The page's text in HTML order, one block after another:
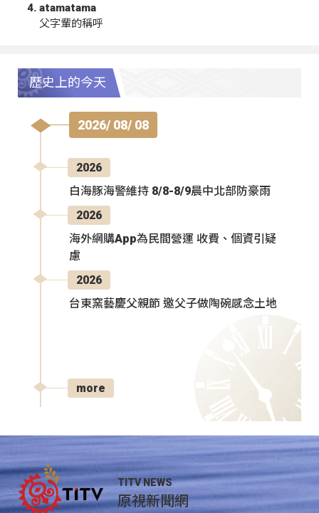
atamatama
父字輩的稱呼
歷史上的今天
2026/ 08/ 08
2026
白海豚海警維持 8/8-8/9晨中北部防豪雨
2026
海外網購App為民間營運 收費、個資引疑
慮
2026
台東窯藝慶父親節 邀父子做陶碗感念土地
more
TITV NEWS
原視新聞網